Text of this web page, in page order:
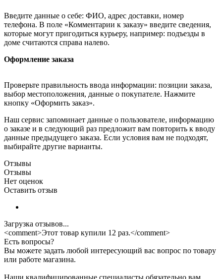
Введите данные о себе: ФИО, адрес доставки, номер
телефона. В поле «Комментарии к заказу» введите сведения,
которые могут пригодиться курьеру, например: подъезды в
доме считаются справа налево.
Оформление заказа
Проверьте правильность ввода информации: позиции заказа,
выбор местоположения, данные о покупателе. Нажмите
кнопку «Оформить заказ».
Наш сервис запоминает данные о пользователе, информацию
о заказе и в следующий раз предложит вам повторить к вводу
данные предыдущего заказа. Если условия вам не подходят,
выбирайте другие варианты.
Отзывы
Отзывы
Нет оценок
Оставить отзыв
Загрузка отзывов...
<comment>Этот товар купили 12 раз.</comment>
Есть вопросы?
Вы можете задать любой интересующий вас вопрос по товару
или работе магазина.